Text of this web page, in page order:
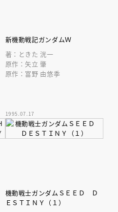
新機動戦記ガンダムＷ
著：ときた 洸一
原作：矢立 肇
原作：富野 由悠季
1995.07.17
機動戦士ガンダムＳＥＥＤ Ｄ
ＥＳＴＩＮＹ（１）